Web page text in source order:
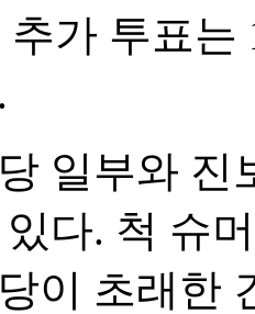
가 투표
일부와 진
다. 척 슈
이 초래한